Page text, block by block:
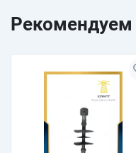
Рекомендуем